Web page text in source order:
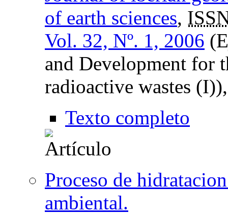
of earth sciences,
Vol. 32, Nº. 1, 2006
and Development for
radioactive wastes
Texto completo
Proceso de
ambiental.